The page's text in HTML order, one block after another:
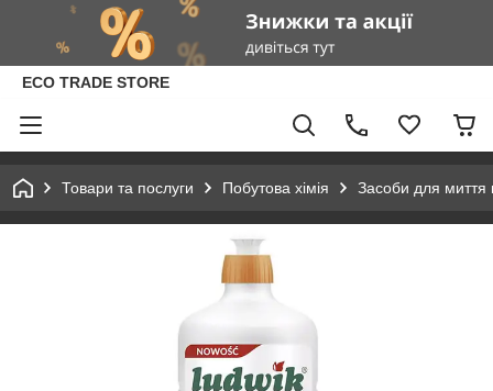
ECO TRADE STORE
Товари та послуги Побутова хімія Засоби для миття